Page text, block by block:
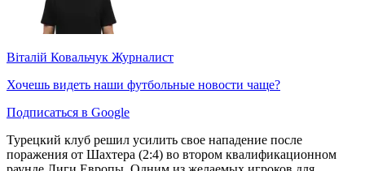
Віталій Ковальчук Журналист
Хочешь видеть наши футбольные новости чаще?
Подписаться в Google
Турецкий клуб решил усилить свое нападение после
поражения от Шахтера (2:4) во втором квалификационном